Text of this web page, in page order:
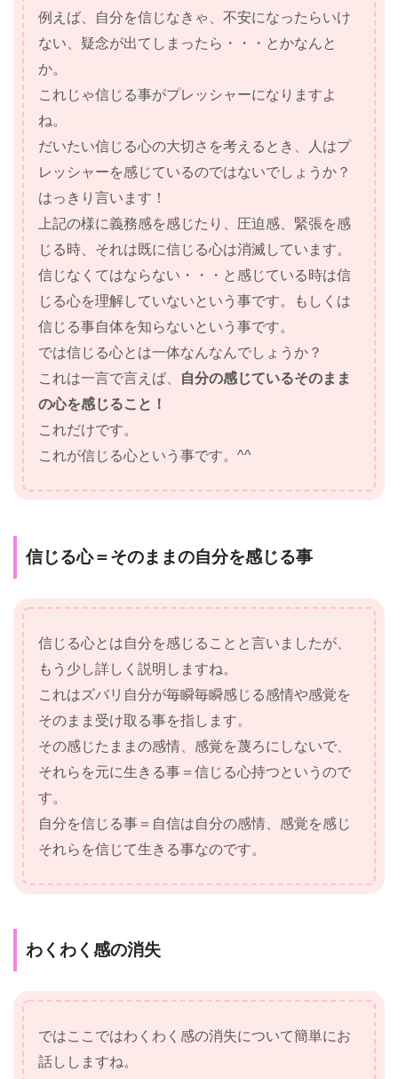
例えば、自分を信じなきゃ、不安になったらいけ
ない、疑念が出てしまったら・・・とかなんと
か。
これじゃ信じる事がプレッシャーになりますよ
ね。
だいたい信じる心の大切さを考えるとき、人はプ
レッシャーを感じているのではないでしょうか？
はっきり言います！
上記の様に義務感を感じたり、圧迫感、緊張を感
じる時、それは既に信じる心は消滅しています。
信じなくてはならない・・・と感じている時は信
じる心を理解していないという事です。もしくは
信じる事自体を知らないという事です。
では信じる心とは一体なんなんでしょうか？
これは一言で言えば、
自分の感じているそのまま
の心を感じること！
これだけです。
これが信じる心という事です。^^
信じる心＝そのままの自分を感じる事
信じる心とは自分を感じることと言いましたが、
もう少し詳しく説明しますね。
これはズバリ自分が毎瞬毎瞬感じる感情や感覚を
そのまま受け取る事を指します。
その感じたままの感情、感覚を蔑ろにしないで、
それらを元に生きる事＝信じる心持つというので
す。
自分を信じる事＝自信は自分の感情、感覚を感じ
それらを信じて生きる事なのです。
わくわく感の消失
ではここではわくわく感の消失について簡単にお
話ししますね。